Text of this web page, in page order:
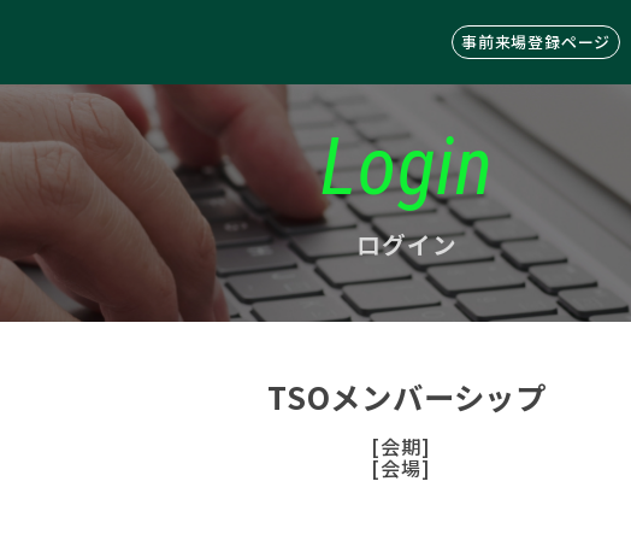
事前来場登録ページ
Login
ログイン
TSOメンバーシップ
[会期]
[会場]